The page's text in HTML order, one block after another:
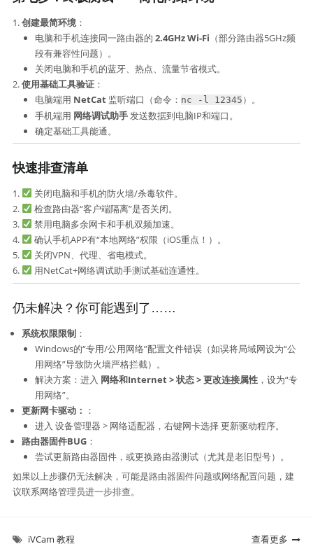
创建最简环境：
电脑和手机连接同一路由器的 ​2.4GHz Wi-Fi ​（部分路由器5GHz频
段有兼容性问题）。
关闭电脑和手机的蓝牙、热点、流量节省模式。
使用基础工具验证：
电脑端用 ​ NetCat ​ 监听端口（命令： nc -l 12345 ）。
手机端用 ​ 网络调试助手 ​ 发送数据到电脑IP和端口。
确定基础工具能通。
快速排查清单
关闭电脑和手机的防火墙/杀毒软件。
检查路由器“客户端隔离”是否关闭。
禁用电脑多余网卡和手机双频加速。
确认手机APP有“本地网络”权限（iOS重点！）。
关闭VPN、代理、省电模式。
用NetCat+网络调试助手测试基础连通性。
仍未解决？你可能遇到了……
系统权限限制：
Windows的“专用/公用网络”配置文件错误（如误将局域网设为“公
用网络”导致防火墙严格拦截）。
解决方案：进入 ​ 网络和Internet > 状态 > 更改连接属性 ，设为“专
用网络”。
更新网卡驱动： ：
进入 ​设备管理器 > 网络适配器，右键网卡选择 ​更新驱动程序。
路由器固件BUG：
尝试更新路由器固件，或更换路由器测试（尤其是老旧型号）。
如果以上步骤仍无法解决，可能是路由器固件问题或网络配置问题，建
议联系网络管理员进一步排查。
iVCam 教程 查看更多